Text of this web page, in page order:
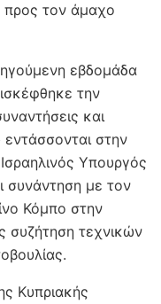
προς τον άμαχο
εβδομάδα
την
και
στην
Υπουργός
συνάντηση με τον
Κόμπο στην
συζήτηση τεχνικών
Κυπριακής